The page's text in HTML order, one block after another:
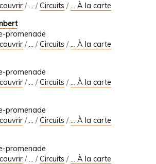
/… /Circuits /... À la carte
promenade
/ /Circuits /
... À la carte
promenade
/… /Circuits /... À la carte
promenade
/… /Circuits /... À la carte
promenade
/… /Circuits /... À la carte